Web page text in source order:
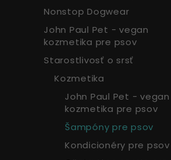
Nonstop Dogwear
John Paul Pet - vegan
kozmetika pre psov
Starostlivosť o srsť
Kozmetika
John Paul Pet - vegan
kozmetika pre psov
Šampóny pre psov
Kondicionéry pre psov